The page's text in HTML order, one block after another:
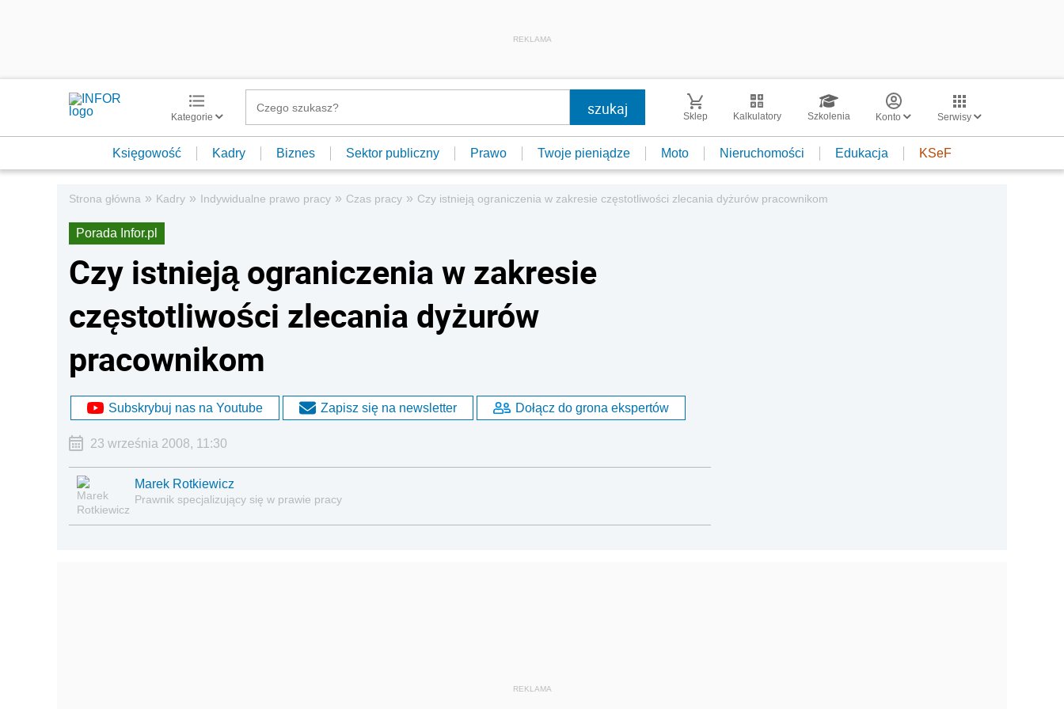
REKLAMA
Kategorie Sklep Kalkulatory Szkolenia Konto Serwisy
Księgowość Kadry Biznes Sektor publiczny Prawo Twoje pieniądze Moto Nieruchomości Edukacja KSeF
Strona główna » Kadry » Indywidualne prawo pracy » Czas pracy » Czy istnieją ograniczenia w zakresie częstotliwości zlecania dyżurów pracownikom
Porada Infor.pl
Czy istnieją ograniczenia w zakresie
częstotliwości zlecania dyżurów
pracownikom
Subskrybuj nas na Youtube Zapisz się na newsletter Dołącz do grona ekspertów
23 września 2008, 11:30
Marek Rotkiewicz
Prawnik specjalizujący się w prawie pracy